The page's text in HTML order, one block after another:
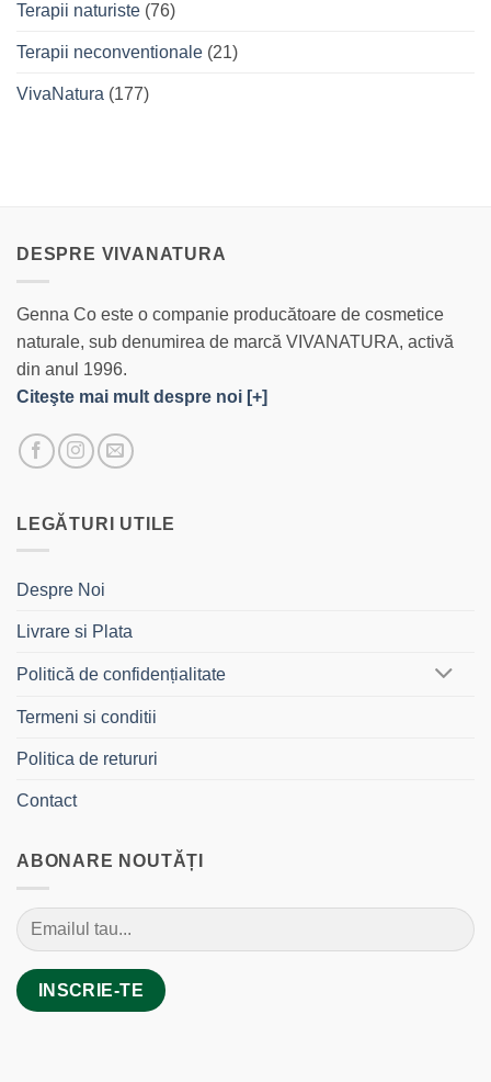
Terapii naturiste (76)
Terapii neconventionale (21)
VivaNatura (177)
DESPRE VIVANATURA
Genna Co este o companie producătoare de cosmetice
naturale, sub denumirea de marcă VIVANATURA, activă
din anul 1996.
Citeşte mai mult despre noi [+]
LEGĂTURI UTILE
Despre Noi
Livrare si Plata
Politică de confidențialitate
Termeni si conditii
Politica de retururi
Contact
ABONARE NOUTĂȚI